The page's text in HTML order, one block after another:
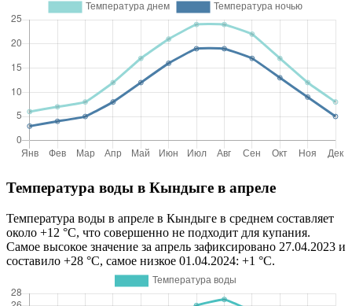
Температура воды в Кындыге в апреле
Температура воды в апреле в Кындыге в среднем составляет
около +12 °C, что совершенно не подходит для купания.
Самое высокое значение за апрель зафиксировано 27.04.2023 и
составило +28 °C, самое низкое 01.04.2024: +1 °C.